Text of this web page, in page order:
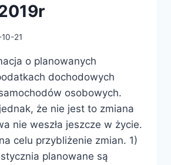
21
o planowanych
dochodowych
osobowych.
że nie jest to zmiana
nie weszła jeszcze w życie.
celu przybliżenie zmian. 1)
planowane są